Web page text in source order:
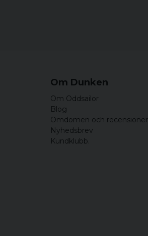
Om Dunken
Om Oddsailor
Blog
Omdömen och recensioner
Nyhedsbrev
Kundklubb.